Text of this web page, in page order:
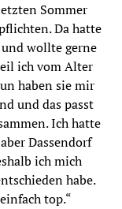
Sommer
Da hatte
wollte gerne
ich vom Alter
haben sie mir
und das passt
Ich hatte
Dassendorf
ich mich
habe.
top.“